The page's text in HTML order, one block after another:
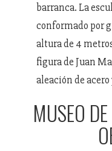
barranca. La
conformado por
altura de 4
figura de Juan
aleación de
MUSEO